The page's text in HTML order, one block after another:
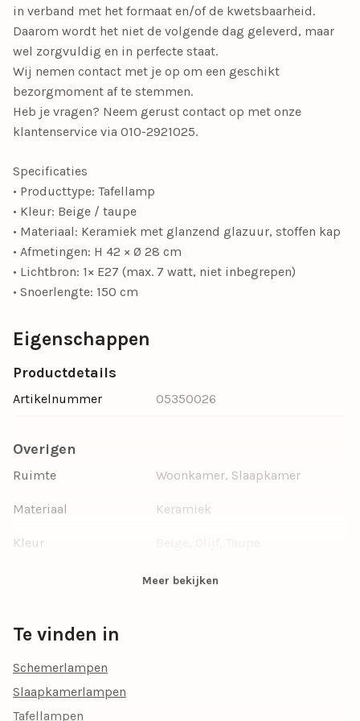
in verband met het formaat en/of de kwetsbaarheid.
Daarom wordt het niet de volgende dag geleverd, maar
wel zorgvuldig en in perfecte staat.
Wij nemen contact met je op om een geschikt
bezorgmoment af te stemmen.
Heb je vragen? Neem gerust contact op met onze
klantenservice via 010-2921025.
Specificaties
• Producttype: Tafellamp
• Kleur: Beige / taupe
• Materiaal: Keramiek met glanzend glazuur, stoffen kap
• Afmetingen: H 42 × Ø 28 cm
• Lichtbron: 1× E27 (max. 7 watt, niet inbegrepen)
• Snoerlengte: 150 cm
Eigenschappen
Productdetails
Artikelnummer 05350026
Overigen
Ruimte Woonkamer, Slaapkamer
Materiaal Keramiek
Kleur
Botanisch, Modern,
Type verlichting
Dimbaar
Inclusief dimmer
Meer bekijken
Te vinden in
Schemerlampen
Slaapkamerlampen
Tafellampen